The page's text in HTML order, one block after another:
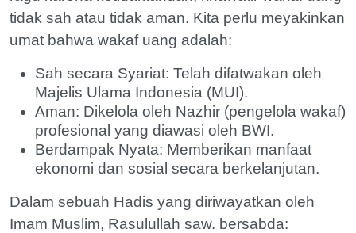
tidak sah atau tidak aman. Kita perlu meyakinkan
umat bahwa wakaf uang adalah:
Sah secara Syariat: Telah difatwakan oleh
Majelis Ulama Indonesia (MUI).
Aman: Dikelola oleh Nazhir (pengelola wakaf)
profesional yang diawasi oleh BWI.
Berdampak Nyata: Memberikan manfaat
ekonomi dan sosial secara berkelanjutan.
Dalam sebuah Hadis yang diriwayatkan oleh
Imam Muslim, Rasulullah saw. bersabda: